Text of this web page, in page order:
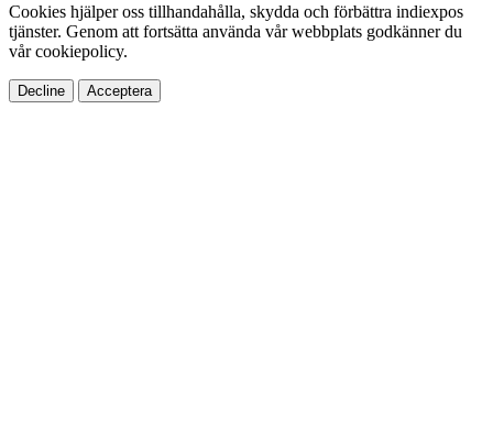
Cookies hjälper oss tillhandahålla, skydda och förbättra indiexpos
tjänster. Genom att fortsätta använda vår webbplats godkänner du
vår cookiepolicy.
Decline Acceptera